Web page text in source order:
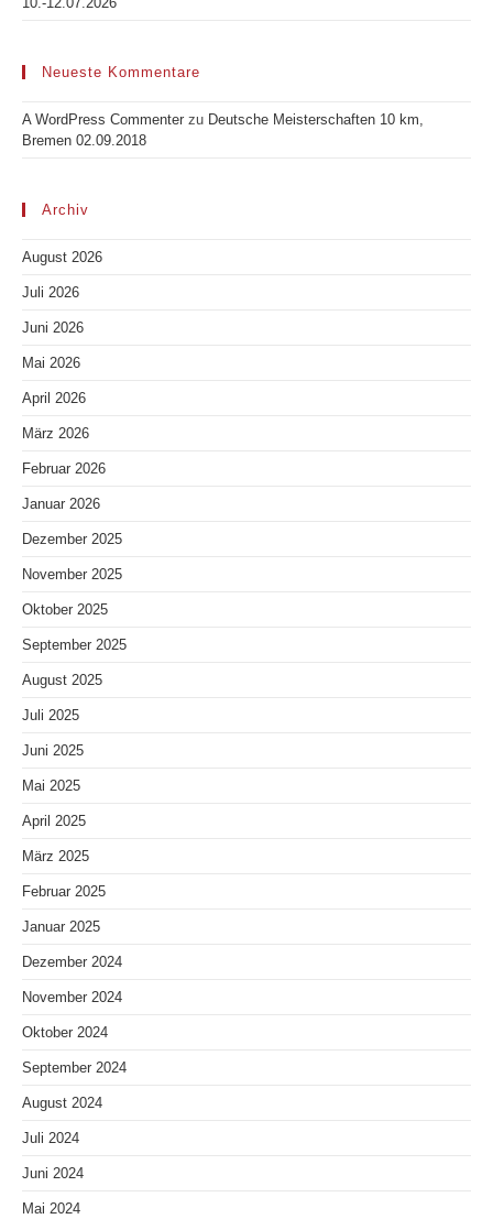
Neueste Kommentare
A WordPress Commenter zu Deutsche Meisterschaften 10 km,
Bremen 02.09.2018
Archiv
August 2026
Juli 2026
Juni 2026
Mai 2026
April 2026
März 2026
Februar 2026
Januar 2026
Dezember 2025
November 2025
Oktober 2025
September 2025
August 2025
Juli 2025
Juni 2025
Mai 2025
April 2025
März 2025
Februar 2025
Januar 2025
Dezember 2024
November 2024
Oktober 2024
September 2024
August 2024
Juli 2024
Juni 2024
Mai 2024